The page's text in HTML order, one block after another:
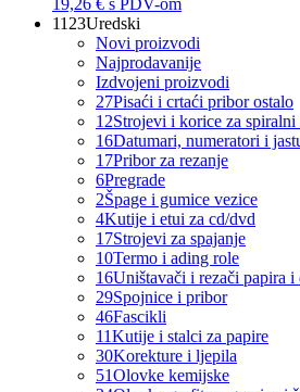
19,26 € s PDV-om
1123Uredski
Novi proizvodi
Najprodavanije
Izdvojeni proizvodi
27Pisaći i crtaći pribor ostalo
12Strojevi i korice za spiralni
16Datumari, numeratori i
17Pribor za rezanje
6Pregrade
2Špage i gumice vezice
4Kutije i etui za cd/dvd
17Strojevi za spajanje
10Termo i ading role
16Uništavači i rezači papira i
29Spojnice i pribor
46Fascikli
11Kutije i stalci za papire
30Korekture i ljepila
51Olovke kemijske